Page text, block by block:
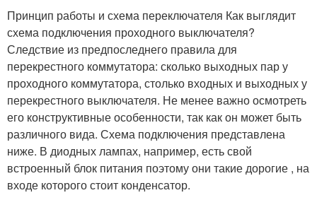
Принцип работы и схема переключателя Как выглядит
схема подключения проходного выключателя?
Следствие из предпоследнего правила для
перекрестного коммутатора: сколько выходных пар у
проходного коммутатора, столько входных и выходных у
перекрестного выключателя. Не менее важно осмотреть
его конструктивные особенности, так как он может быть
различного вида. Схема подключения представлена
ниже. В диодных лампах, например, есть свой
встроенный блок питания поэтому они такие дорогие , на
входе которого стоит конденсатор.